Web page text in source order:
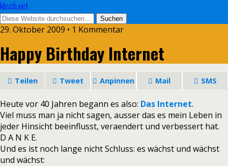
klisch.net
29. Oktober 2009 • 1 Kommentar
Happy Birthday Internet
Teilen Tweet Anpinnen Mail SMS
Heute vor 40 Jahren begann es also: Das Internet.
Viel muss man ja nicht sagen, ausser das es mein Leben in
jeder Hinsicht beeinflusst, veraendert und verbessert hat.
D A N K E.
Und es ist noch lange nicht Schluss: es wächst und wächst
und wächst: